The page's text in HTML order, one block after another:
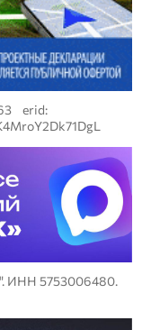
erid:
ИНН 5753006480.